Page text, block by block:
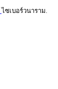
ไซเบอร์วนาราม.